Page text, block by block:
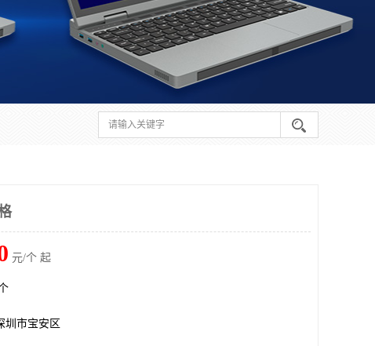
元/个 起
圳市宝安区